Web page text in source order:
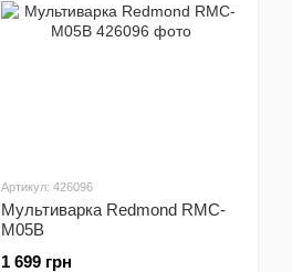
Артикул: 426096
Мультиварка Redmond RMC-
M05B
1 699 грн